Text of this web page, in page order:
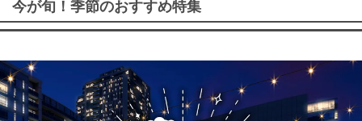
今が旬！季節のおすすめ特集